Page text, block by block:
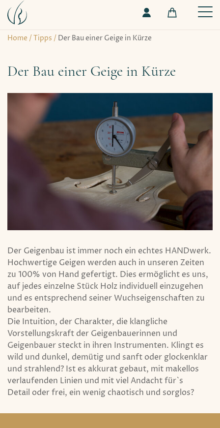
Home /Tipps / Der Bau einer Geige in Kürze
Der Bau einer Geige in Kürze
Der Geigenbau ist immer noch ein echtes HANDwerk.
Hochwertige Geigen werden auch in unseren Zeiten
zu 100% von Hand gefertigt. Dies ermöglicht es uns,
auf jedes einzelne Stück Holz individuell einzugehen
und es entsprechend seiner Wuchseigenschaften zu
bearbeiten.
Die Intuition, der Charakter, die klangliche
Vorstellungskraft der Geigenbauerinnen und
Geigenbauer steckt in ihren Instrumenten. Klingt es
wild und dunkel, demütig und sanft oder glockenklar
und strahlend? Ist es akkurat gebaut, mit makellos
verlaufenden Linien und mit viel Andacht für`s
Detail oder frei, ein wenig chaotisch und sorglos?